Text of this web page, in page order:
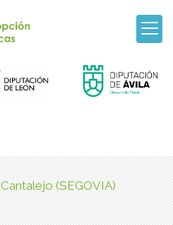
Cantalejo (SEGOVIA)